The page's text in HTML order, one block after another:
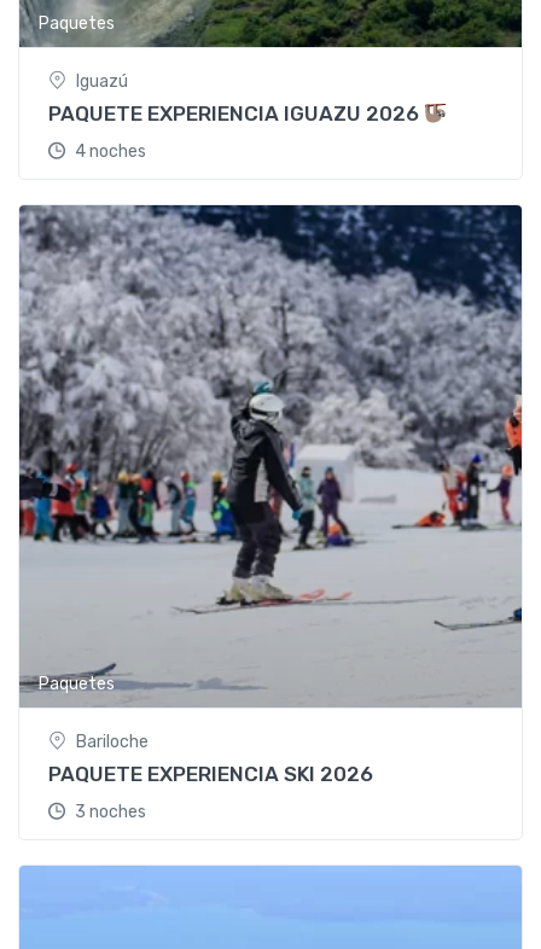
Paquetes
Iguazú
PAQUETE EXPERIENCIA IGUAZU 2026
4 noches
Paquetes
Bariloche
PAQUETE EXPERIENCIA SKI 2026
3 noches